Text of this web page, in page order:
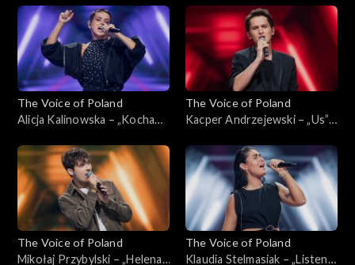
Nokaut, 2 listopada 2024
Poland”, Nokaut, 2 listopada
2024
The Voice of Poland
Alicja Kalinowska – „Kocham
Voice of Poland”, Nokaut, 2
listopada 2024
The Voice of Poland
Kacper Andrzejewski – „Us”;
Nokaut, 2 listopada 2024
The Voice of Poland
Mikołaj Przybylski – „Helena”;
The Voice of Poland
Klaudia Stelmasiak – „Listen”;